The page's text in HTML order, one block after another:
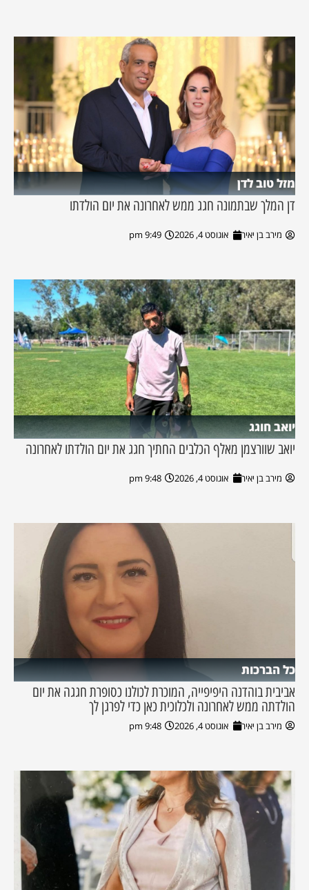
מזל טוב לדן
דן המלך שבתמונה חגג ממש לאחרונה את יום הולדתו
מירב בן יאיר אוגוסט 4, 2026 9:49 pm
יואב חוגג
יואב שוורצמן מאלף הכלבים החתיך חגג את יום הולדתו לאחרונה
מירב בן יאיר אוגוסט 4, 2026 9:48 pm
כל הברכות
אביבית בוהדנה היפיפייה, המוכרת לכולנו כסופרת חגגה את יום
הולדתה ממש לאחרונה ולכלוכית כאן כדי לפרגן לך
מירב בן יאיר אוגוסט 4, 2026 9:48 pm